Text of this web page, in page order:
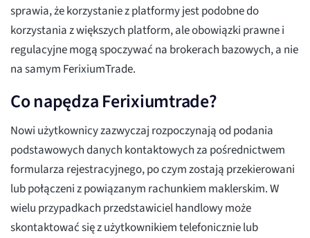
sprawia, że korzystanie z platformy jest podobne do
korzystania z większych platform, ale obowiązki prawne i
regulacyjne mogą spoczywać na brokerach bazowych, a nie
na samym FerixiumTrade.
Co napędza Ferixiumtrade?
Nowi użytkownicy zazwyczaj rozpoczynają od podania
podstawowych danych kontaktowych za pośrednictwem
formularza rejestracyjnego, po czym zostają przekierowani
lub połączeni z powiązanym rachunkiem maklerskim. W
wielu przypadkach przedstawiciel handlowy może
skontaktować się z użytkownikiem telefonicznie lub